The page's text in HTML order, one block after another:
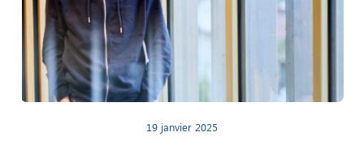
19 janvier 2025